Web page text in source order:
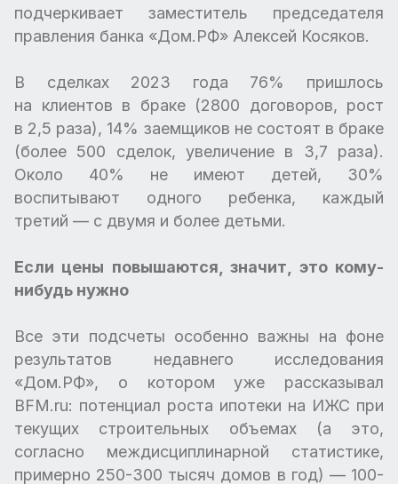
подчеркивает заместитель председателя
правления банка «Дом.РФ» Алексей Косяков.
В сделках 2023 года 76% пришлось
на клиентов в браке (2800 договоров, рост
в 2,5 раза), 14% заемщиков не состоят в браке
(более 500 сделок, увеличение в 3,7 раза).
Около 40% не имеют детей, 30%
воспитывают одного ребенка, каждый
третий — с двумя и более детьми.
Если цены повышаются, значит, это кому-
нибудь нужно
Все эти подсчеты особенно важны на фоне
результатов недавнего исследования
«Дом.РФ», о котором уже рассказывал
BFM.ru: потенциал роста ипотеки на ИЖС при
текущих строительных объемах (а это,
согласно междисциплинарной статистике,
примерно 250-300 тысяч домов в год) — 100-